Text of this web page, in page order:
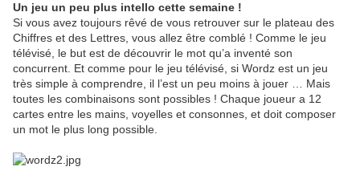
Un jeu un peu plus intello cette semaine !
Si vous avez toujours rêvé de vous retrouver sur le plateau des
Chiffres et des Lettres, vous allez être comblé ! Comme le jeu
télévisé, le but est de découvrir le mot qu’a inventé son
concurrent. Et comme pour le jeu télévisé, si Wordz est un jeu
très simple à comprendre, il l’est un peu moins à jouer … Mais
toutes les combinaisons sont possibles ! Chaque joueur a 12
cartes entre les mains, voyelles et consonnes, et doit composer
un mot le plus long possible.